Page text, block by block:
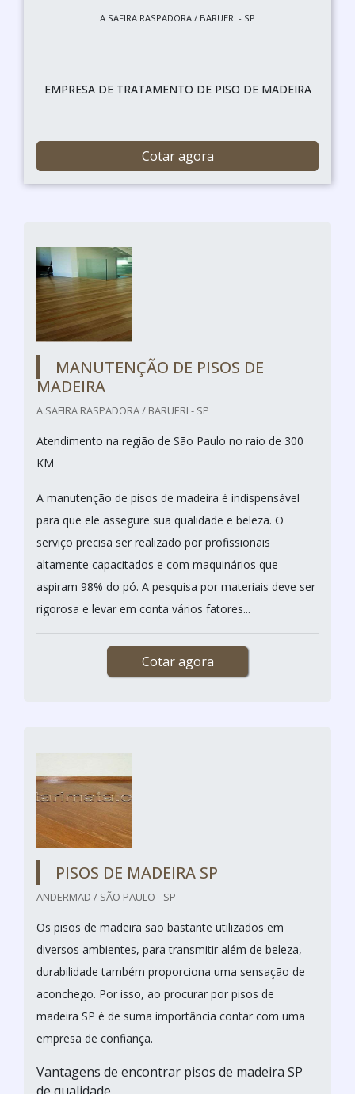
A SAFIRA RASPADORA / BARUERI - SP
EMPRESA DE TRATAMENTO DE PISO DE MADEIRA
Cotar agora
MANUTENÇÃO DE PISOS DE
MADEIRA
A SAFIRA RASPADORA / BARUERI - SP
Atendimento na região de São Paulo no raio de 300
KM
A manutenção de pisos de madeira é indispensável
para que ele assegure sua qualidade e beleza. O
serviço precisa ser realizado por profissionais
altamente capacitados e com maquinários que
aspiram 98% do pó. A pesquisa por materiais deve ser
rigorosa e levar em conta vários fatores...
Cotar agora
PISOS DE MADEIRA SP
ANDERMAD / SÃO PAULO - SP
Os pisos de madeira são bastante utilizados em
diversos ambientes, para transmitir além de beleza,
durabilidade também proporciona uma sensação de
aconchego. Por isso, ao procurar por pisos de
madeira SP é de suma importância contar com uma
empresa de confiança.
Vantagens de encontrar pisos de madeira SP
de qualidade